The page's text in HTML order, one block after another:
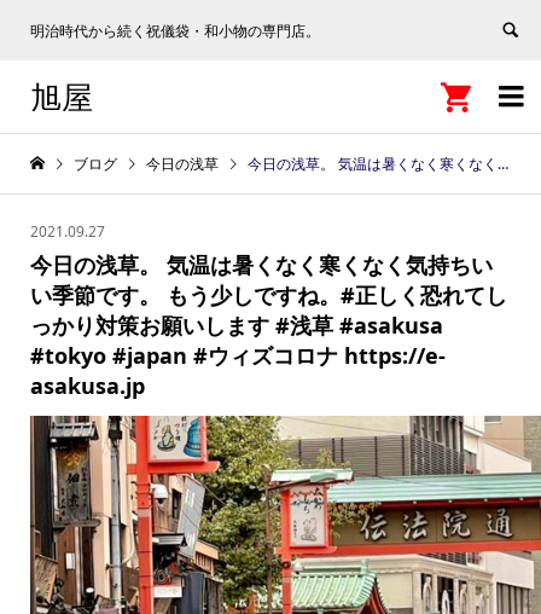
明治時代から続く祝儀袋・和小物の専門店。

旭屋 
ブログ 今日の浅草 今日の浅草。 気温は暑くなく寒くなく気持ちいい季節です。 もう少しですね。#正しく恐れてしっかり対策お願いします #浅草 #asakusa #tokyo #japan #ウィズコロナ https://e-asakusa.jp
2021.09.27
今日の浅草。 気温は暑くなく寒くなく気持ちい
い季節です。 もう少しですね。#正しく恐れてし
っかり対策お願いします #浅草 #asakusa
#tokyo #japan #ウィズコロナ https://e-
asakusa.jp